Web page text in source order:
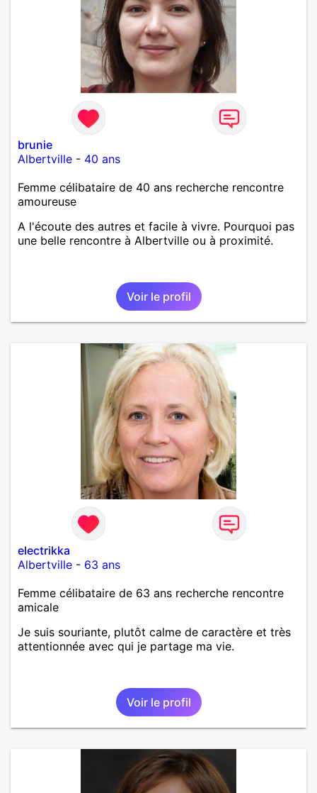
brunie
Albertville - 40 ans
Femme célibataire de 40 ans recherche rencontre
amoureuse
A l'écoute des autres et facile à vivre. Pourquoi pas
une belle rencontre à Albertville ou à proximité.
Voir le profil
electrikka
Albertville - 63 ans
Femme célibataire de 63 ans recherche rencontre
amicale
Je suis souriante, plutôt calme de caractère et très
attentionnée avec qui je partage ma vie.
Voir le profil